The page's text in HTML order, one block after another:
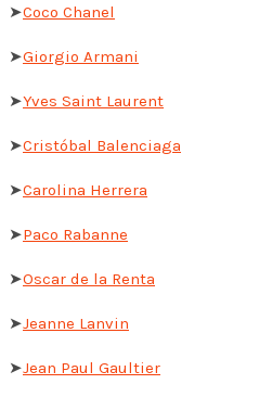
➤Coco Chanel
➤Giorgio Armani
➤Yves Saint Laurent
➤Cristóbal Balenciaga
➤Carolina Herrera
➤Paco Rabanne
➤Oscar de la Renta
➤Jeanne Lanvin
➤Jean Paul Gaultier